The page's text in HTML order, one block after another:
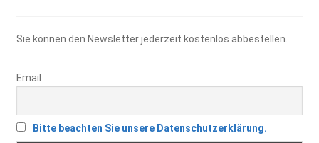
Sie können den Newsletter jederzeit kostenlos abbestellen.
Email
Bitte beachten Sie unsere Datenschutzerklärung.